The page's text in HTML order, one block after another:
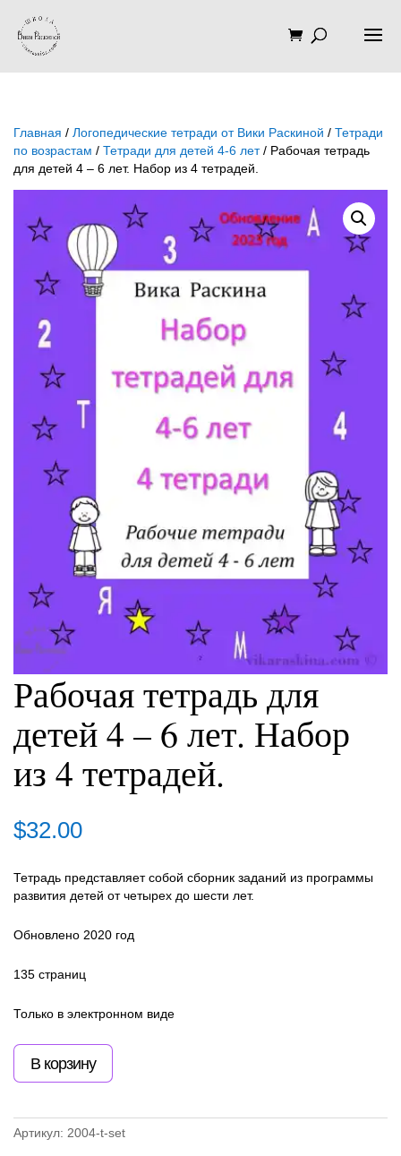
Главная / Логопедические тетради от Вики Раскиной / Тетради
по возрастам / Тетради для детей 4-6 лет/ Рабочая тетрадь
для детей 4 – 6 лет. Набор из 4 тетрадей.
Рабочая тетрадь для
детей 4 – 6 лет. Набор
из 4 тетрадей.
$32.00
Тетрадь представляет собой сборник заданий из программы
развития детей от четырех до шести лет.
Обновлено 2020 год
135 страниц
Только в электронном виде
В корзину
Артикул: 2004-t-set